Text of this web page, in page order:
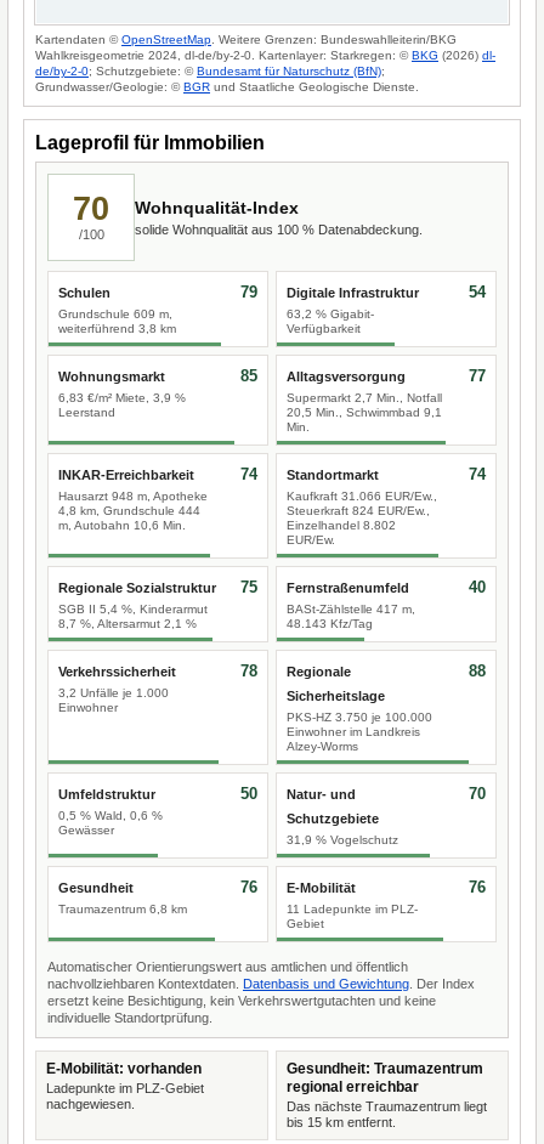
Kartendaten ©OpenStreetMap . Weitere Grenzen: Bundeswahlleiterin/BKG
Wahlkreisgeometrie 2024, dl-de/by-2-0. Kartenlayer: Starkregen: ©BKG (2026) dl-
de/by-2-0; Schutzgebiete: ©Bundesamt für Naturschutz (BfN);
Grundwasser/Geologie: ©BGR und Staatliche Geologische Dienste.
Lageprofil für Immobilien
70
/100
Wohnqualität-Index
solide Wohnqualität aus 100 % Datenabdeckung.
Schulen
Grundschule 609 m,
weiterführend 3,8 km
79 Digitale Infrastruktur
63,2 % Gigabit-
Verfügbarkeit
54
Wohnungsmarkt
6,83 €/m² Miete, 3,9 %
Leerstand
85 Alltagsversorgung
Supermarkt 2,7 Min., Notfall
20,5 Min., Schwimmbad 9,1
Min.
77
INKAR-Erreichbarkeit
Hausarzt 948 m, Apotheke
4,8 km, Grundschule 444
m, Autobahn 10,6 Min.
74 Standortmarkt
Kaufkraft 31.066 EUR/Ew.,
Steuerkraft 824 EUR/Ew.,
Einzelhandel 8.802
EUR/Ew.
74
Regionale Sozialstruktur
SGB II 5,4 %, Kinderarmut
8,7 %, Altersarmut 2,1 %
75 Fernstraßenumfeld
BASt-Zählstelle 417 m,
48.143 Kfz/Tag
40
Verkehrssicherheit
3,2 Unfälle je 1.000
Einwohner
78
Regionale
Sicherheitslage
PKS-HZ 3.750 je 100.000
Einwohner im Landkreis
Alzey-Worms
88
Umfeldstruktur
0,5 % Wald, 0,6 %
Gewässer
50
Natur- und
Schutzgebiete
31,9 % Vogelschutz
70
Gesundheit
Traumazentrum 6,8 km
76 E-Mobilität
11 Ladepunkte im PLZ-
Gebiet
76
Automatischer Orientierungswert aus amtlichen und öffentlich
nachvollziehbaren Kontextdaten. Datenbasis und Gewichtung . Der Index
ersetzt keine Besichtigung, kein Verkehrswertgutachten und keine
individuelle Standortprüfung.
E-Mobilität: vorhanden
Ladepunkte im PLZ-Gebiet
nachgewiesen.
Gesundheit: Traumazentrum
regional erreichbar
Das nächste Traumazentrum liegt
bis 15 km entfernt.